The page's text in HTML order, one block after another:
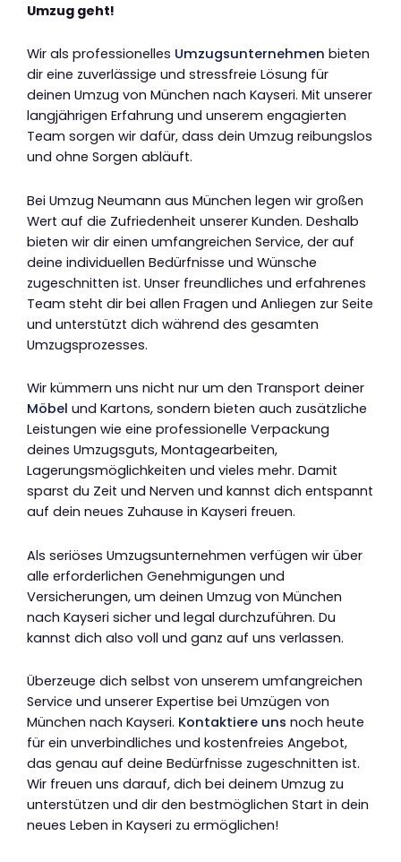
Umzug geht!
Wir als professionelles Umzugsunternehmen bieten
dir eine zuverlässige und stressfreie Lösung für
deinen Umzug von München nach Kayseri. Mit unserer
langjährigen Erfahrung und unserem engagierten
Team sorgen wir dafür, dass dein Umzug reibungslos
und ohne Sorgen abläuft.
Bei Umzug Neumann aus München legen wir großen
Wert auf die Zufriedenheit unserer Kunden. Deshalb
bieten wir dir einen umfangreichen Service, der auf
deine individuellen Bedürfnisse und Wünsche
zugeschnitten ist. Unser freundliches und erfahrenes
Team steht dir bei allen Fragen und Anliegen zur Seite
und unterstützt dich während des gesamten
Umzugsprozesses.
Wir kümmern uns nicht nur um den Transport deiner
Möbel und Kartons, sondern bieten auch zusätzliche
Leistungen wie eine professionelle Verpackung
deines Umzugsguts, Montagearbeiten,
Lagerungsmöglichkeiten und vieles mehr. Damit
sparst du Zeit und Nerven und kannst dich entspannt
auf dein neues Zuhause in Kayseri freuen.
Als seriöses Umzugsunternehmen verfügen wir über
alle erforderlichen Genehmigungen und
Versicherungen, um deinen Umzug von München
nach Kayseri sicher und legal durchzuführen. Du
kannst dich also voll und ganz auf uns verlassen.
Überzeuge dich selbst von unserem umfangreichen
Service und unserer Expertise bei Umzügen von
München nach Kayseri. Kontaktiere uns noch heute
für ein unverbindliches und kostenfreies Angebot,
das genau auf deine Bedürfnisse zugeschnitten ist.
Wir freuen uns darauf, dich bei deinem Umzug zu
unterstützen und dir den bestmöglichen Start in dein
neues Leben in Kayseri zu ermöglichen!